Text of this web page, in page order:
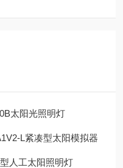
太阳光照明灯
L紧凑型太阳模拟器
人工太阳照明灯